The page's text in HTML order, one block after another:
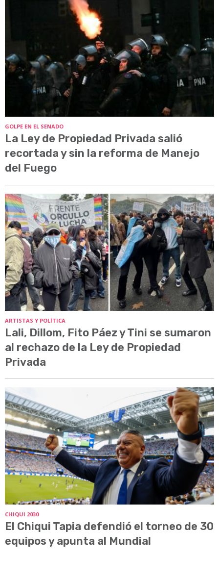
GOLPE EN EL SENADO
La Ley de Propiedad Privada salió
recortada y sin la reforma de Manejo
del Fuego
ARTISTAS Y POLÍTICA
Lali, Dillom, Fito Páez y Tini se sumaron
al rechazo de la Ley de Propiedad
Privada
CHIQUI 2030
El Chiqui Tapia defendió el torneo de 30
equipos y apunta al Mundial